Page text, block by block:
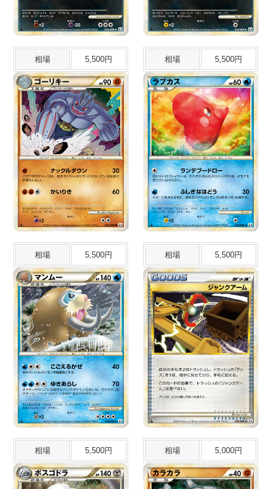
相場 5,500円 相場 5,500円
相場 5,500円 相場 5,500円
相場 5,500円 相場 5,000円